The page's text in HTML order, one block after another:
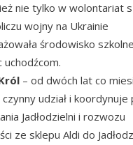
nie tylko w wolontariat
wojny na Ukrainie
środowisko
uchodźcom.
– od dwóch lat co
udział i koordynuje
Jadłodzielni i rozwozu
ze sklepu Aldi do